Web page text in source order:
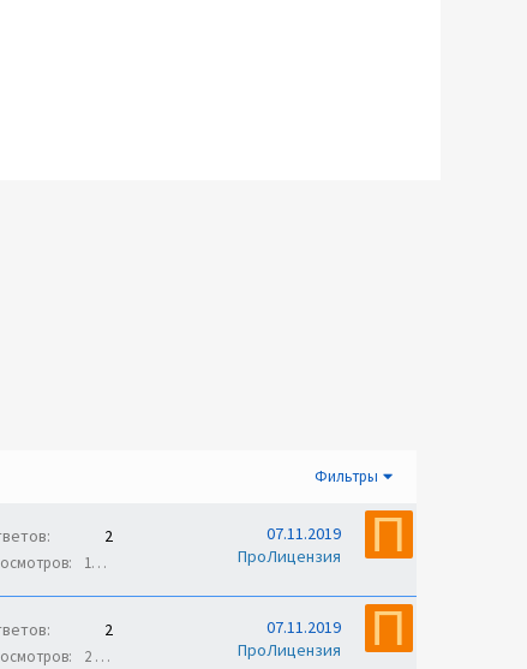
Фильтры
2
10 тыс.
07.11.2019
ПроЛицензия
П
2
2 тыс.
07.11.2019
ПроЛицензия
П